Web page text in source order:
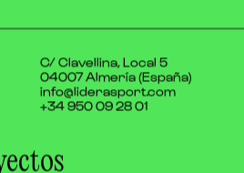
C/ Clavellina, Local 5
04007 Almería (España)
info@liderasport.com
+34 950 09 28 01